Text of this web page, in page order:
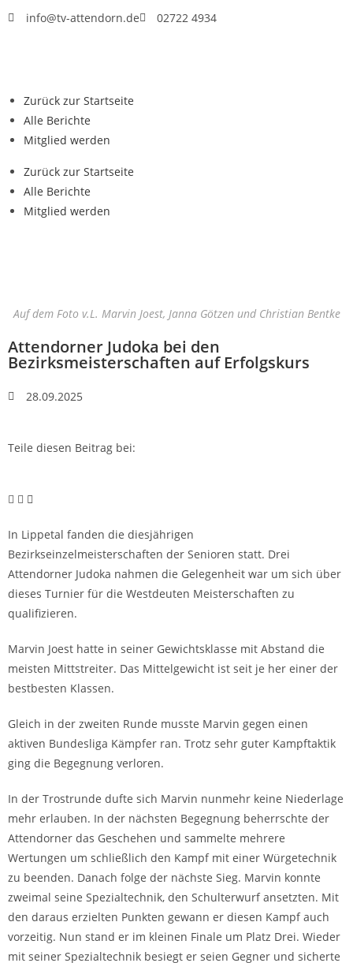
info@tv-attendorn.de 02722 4934
Zurück zur Startseite
Alle Berichte
Mitglied werden
Zurück zur Startseite
Alle Berichte
Mitglied werden
Attendorner Judoka bei den
Bezirksmeisterschaften auf Erfolgskurs
28.09.2025
Teile diesen Beitrag bei:
Auf dem Foto v.L. Marvin Joest, Janna Götzen und Christian Bentke
In Lippetal fanden die diesjährigen
Bezirkseinzelmeisterschaften der Senioren statt. Drei
Attendorner Judoka nahmen die Gelegenheit war um sich über
dieses Turnier für die Westdeuten Meisterschaften zu
qualifizieren.
Marvin Joest hatte in seiner Gewichtsklasse mit Abstand die
meisten Mittstreiter. Das Mittelgewicht ist seit je her einer der
bestbesten Klassen.
Gleich in der zweiten Runde musste Marvin gegen einen
aktiven Bundesliga Kämpfer ran. Trotz sehr guter Kampftaktik
ging die Begegnung verloren.
In der Trostrunde dufte sich Marvin nunmehr keine Niederlage
mehr erlauben. In der nächsten Begegnung beherrschte der
Attendorner das Geschehen und sammelte mehrere
Wertungen um schließlich den Kampf mit einer Würgetechnik
zu beenden. Danach folge der nächste Sieg. Marvin konnte
zweimal seine Spezialtechnik, den Schulterwurf ansetzten. Mit
den daraus erzielten Punkten gewann er diesen Kampf auch
vorzeitig. Nun stand er im kleinen Finale um Platz Drei. Wieder
mit seiner Spezialtechnik besiegt er seien Gegner und sicherte